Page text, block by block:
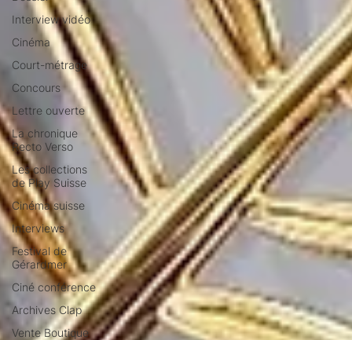
Interview vidéo
Cinéma
Court-métrage
Concours
Lettre ouverte
La chronique
Recto Verso
Les collections
de Play Suisse
Cinéma suisse
Interviews
Festival de
Gérardmer
Ciné conférence
Archives Clap
Vente Boutique